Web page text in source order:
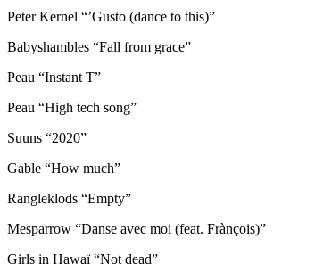
Peter Kernel “’Gusto (dance to this)”
Babyshambles “Fall from grace”
Peau “Instant T”
Peau “High tech song”
Suuns “2020”
Gable “How much”
Rangleklods “Empty”
Mesparrow “Danse avec moi (feat. Frànçois)”
Girls in Hawaï “Not dead”